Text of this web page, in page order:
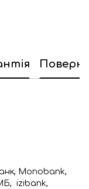
Monobank,
izibank,